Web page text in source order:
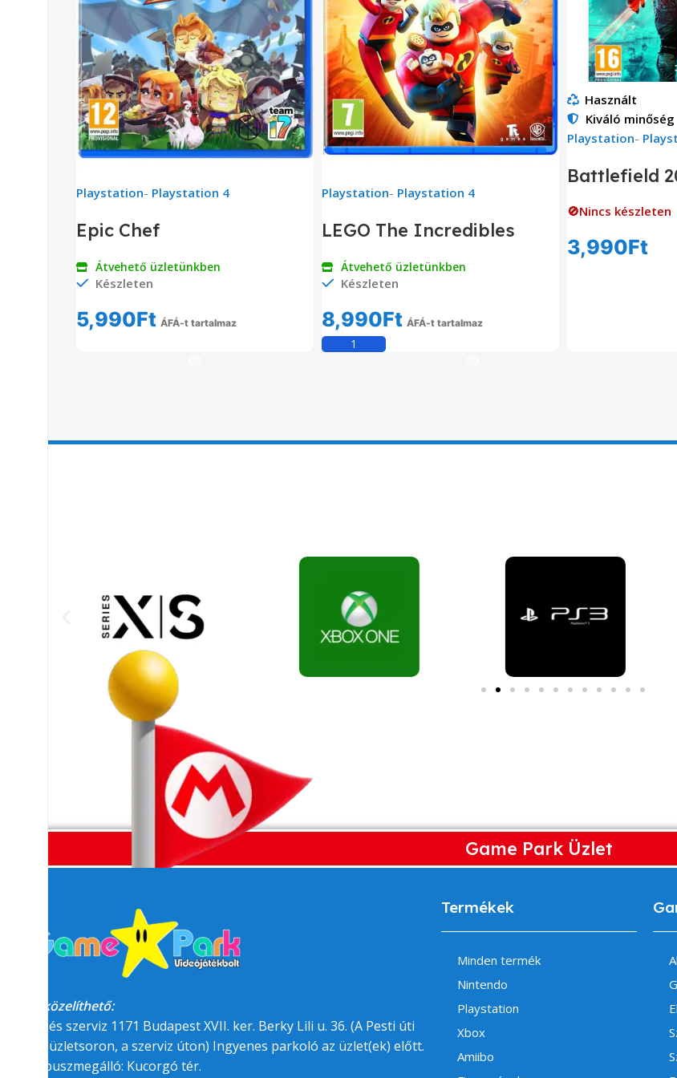
Playstation- Playstation 4
Epic Chef
Átvehető üzletünkben
Készleten
5,990Ft ÁFÁ-t tartalmaz
Playstation- Playstation 4
LEGO The Incredibles
Átvehető üzletünkben
Készleten
8,990Ft ÁFÁ-t tartalmaz
Használt
Kiváló minőség
Playstation-
Battlefield
🚫Nincs készleten
3,990Ft
Game Park Üzlet
Megközelíthető:
üzlet és szerviz 1171 Budapest XVII. ker. Berky Lili u. 36. (A Pesti úti
felőli üzletsoron, a szerviz úton) Ingyenes parkoló az üzlet(ek) előtt.
BKK buszmegálló: Kucorgó tér.
Termékek
Minden termék
Nintendo
Playstation
Xbox
Amiibo